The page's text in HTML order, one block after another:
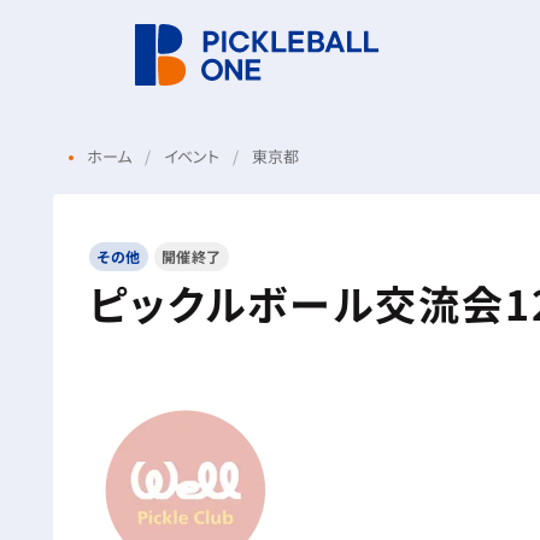
ホーム イベント 東京都
その他 開催終了
ピックルボール交流会